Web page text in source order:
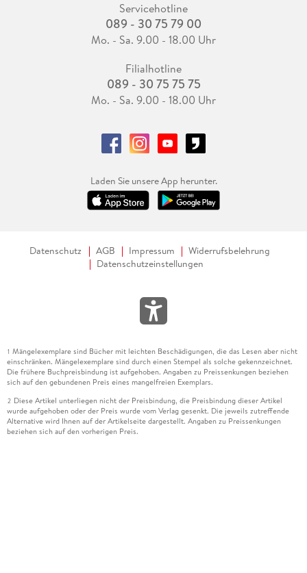
Servicehotline
089 - 30 75 79 00
Mo. - Sa. 9.00 - 18.00 Uhr
Filialhotline
089 - 30 75 75 75
Mo. - Sa. 9.00 - 18.00 Uhr
Laden Sie unsere App herunter.
Datenschutz AGB Impressum
Widerrufsbelehrung
Datenschutzeinstellungen
1 Mängelexemplare sind Bücher mit leichten Beschädigungen, die das Lesen aber nicht
einschränken. Mängelexemplare sind durch einen Stempel als solche gekennzeichnet.
Die frühere Buchpreisbindung ist aufgehoben. Angaben zu Preissenkungen beziehen
sich auf den gebundenen Preis eines mangelfreien Exemplars.
2 Diese Artikel unterliegen nicht der Preisbindung, die Preisbindung dieser Artikel
wurde aufgehoben oder der Preis wurde vom Verlag gesenkt. Die jeweils zutreffende
Alternative wird Ihnen auf der Artikelseite dargestellt. Angaben zu Preissenkungen
beziehen sich auf den vorherigen Preis.